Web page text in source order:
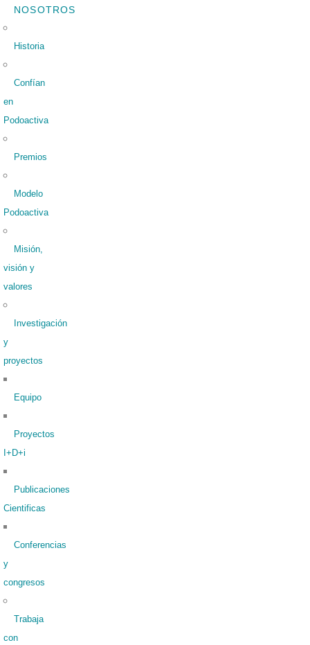
NOSOTROS
Historia
Confían
en
Podoactiva
Premios
Modelo
Podoactiva
Misión,
visión y
valores
Investigación
y
proyectos
Equipo
Proyectos
I+D+i
Publicaciones
Cientificas
Conferencias
y
congresos
Trabaja
con